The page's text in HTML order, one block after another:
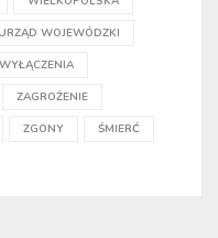
WOJEWÓDZKI
WYŁĄCZENIA
ZAGROŻENIE
ZGONY ŚMIERĆ